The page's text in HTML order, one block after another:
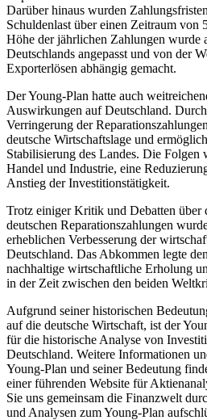
Darüber hinaus wurden
Schuldenlast über einen Zeitraum von
Höhe der jährlichen Zahlungen wurde
Deutschlands angepasst und von der
Exporterlösen abhängig gemacht.
Der Young-Plan hatte auch
Auswirkungen auf Deutschland.
Verringerung der
deutsche Wirtschaftslage und
Stabilisierung des Landes. Die Folgen
Handel und Industrie, eine
Anstieg der Investitionstätigkeit.
Trotz einiger Kritik und Debatten über
deutschen Reparationszahlungen
erheblichen Verbesserung der
Deutschland. Das Abkommen legte
nachhaltige wirtschaftliche Erholung
in der Zeit zwischen den beiden
Aufgrund seiner historischen
auf die deutsche Wirtschaft, ist der
für die historische Analyse von
Deutschland. Weitere Informationen
Young-Plan und seiner Bedeutung
einer führenden Website für
Sie uns gemeinsam die Finanzwelt
und Analysen zum Young-Plan